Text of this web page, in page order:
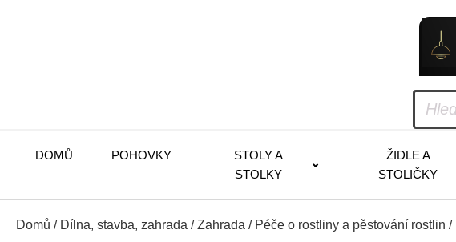
DOMŮ POHOVKY
STOLY A
STOLKY
ŽIDLE A
STOLIČKY
Domů / Dílna, stavba, zahrada /Zahrada / Péče o rostliny a pěstování rostlin /